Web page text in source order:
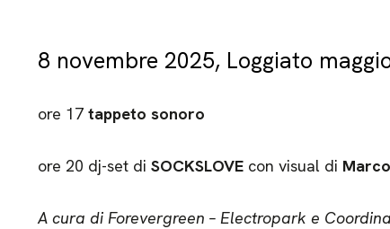
8 novembre 2025, Loggiato
ore 17 tappeto sonoro
ore 20 dj-set di SOCKSLOVEcon visual di
A cura di Forevergreen – Electropark e